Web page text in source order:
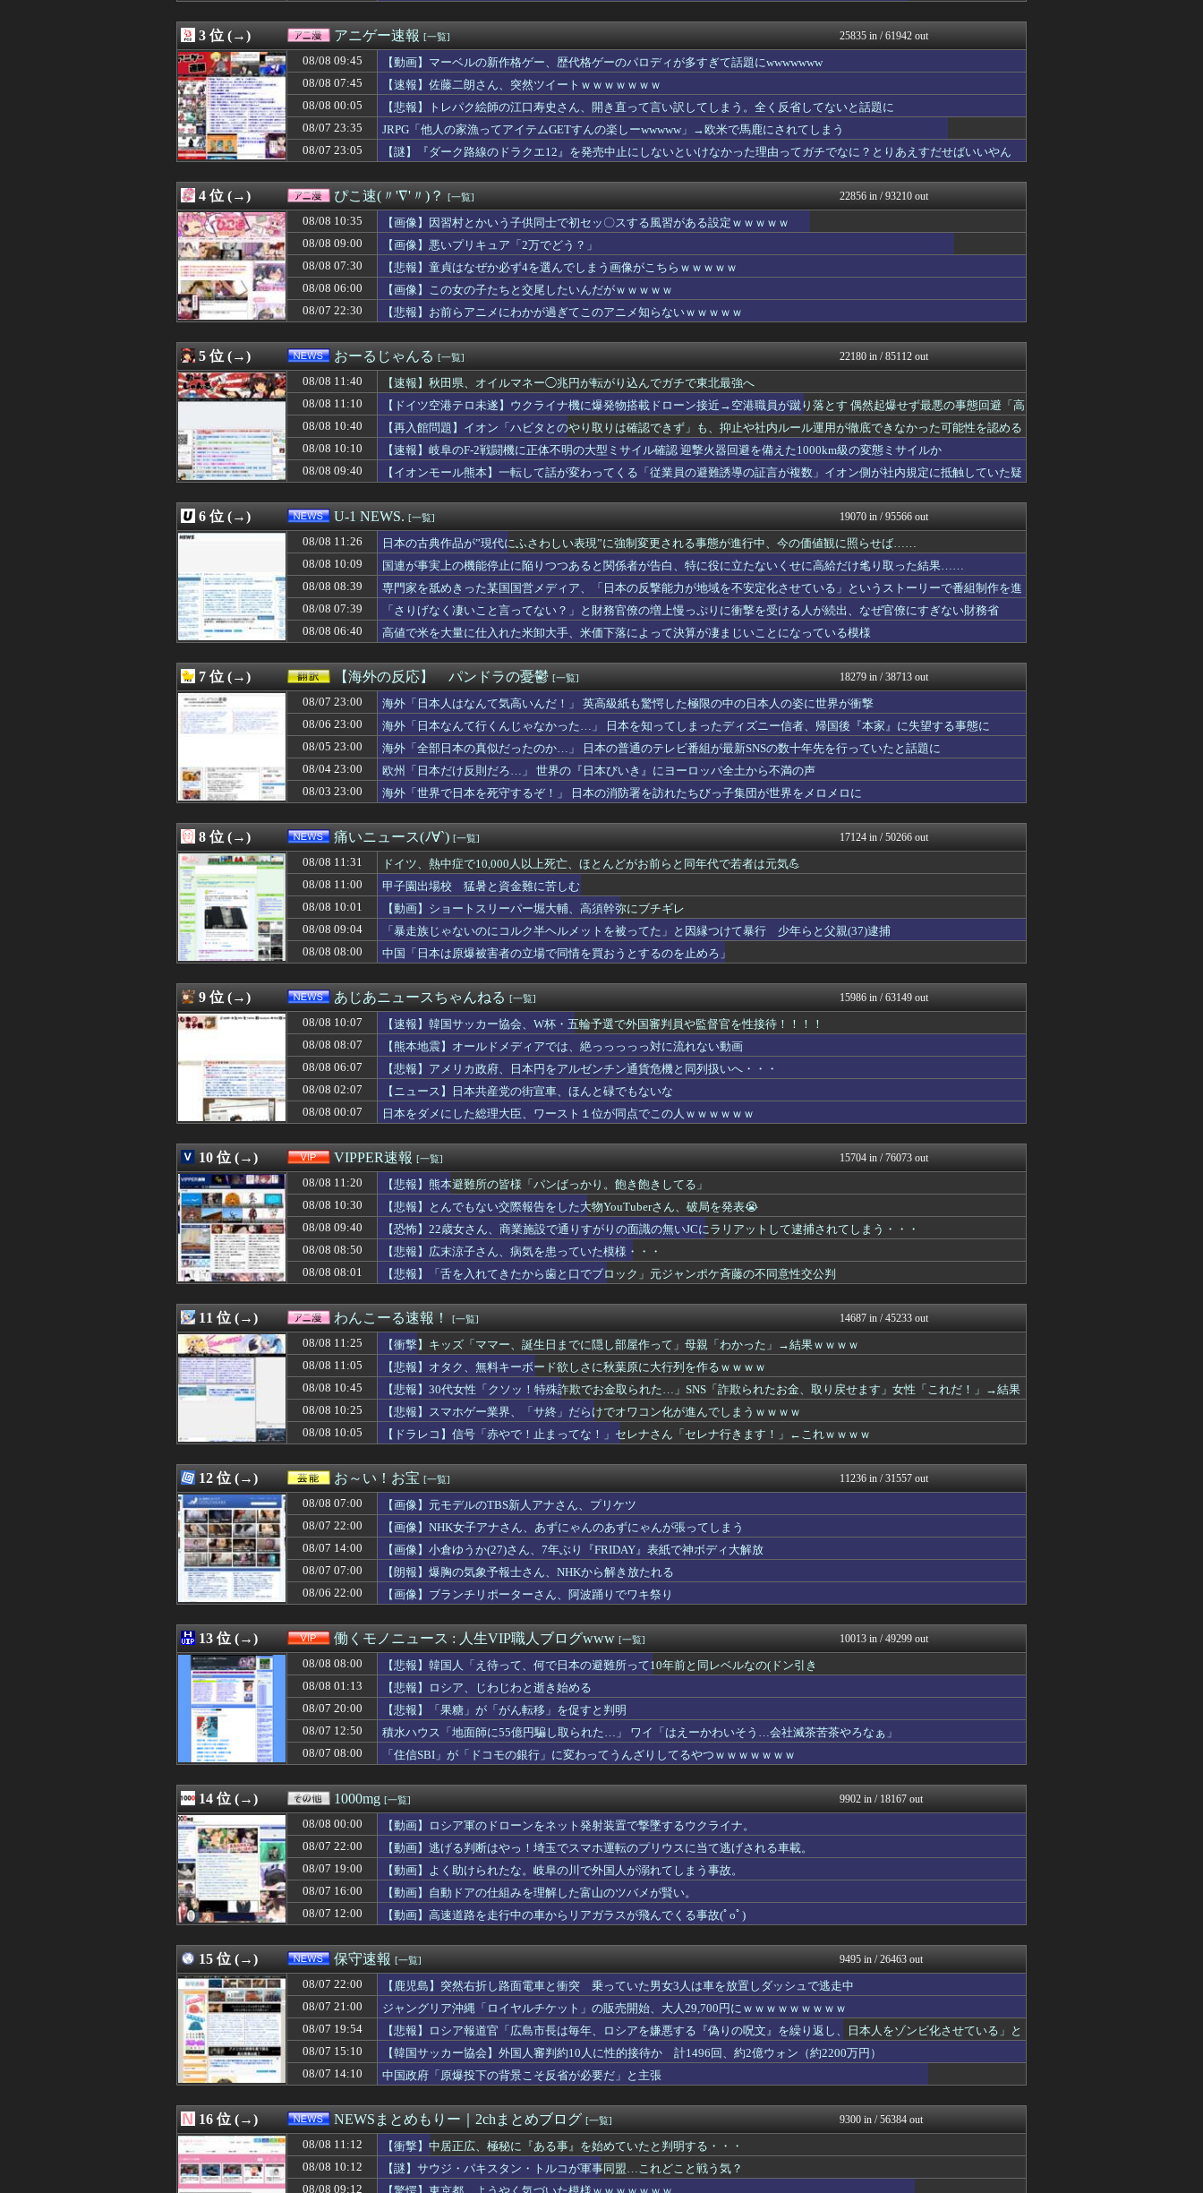
08/08 11:05
【悲報】競艇に8億6000万円つぎ込んだ税務署職員、3億3400万円しか回収で...
資格ちゃんねる
08/08 11:05
モニター24と27で迷ってるんだが…
げぇ速
08/08 11:05
【悲報】妹さん、兄との旅行でダブルベッドを予約してしまう⇒ｗｗｗｗｗｗ
08/08 11:05
【悲報】オタク、無料キーボード欲しさに秋葉原に大行列を作るｗｗｗｗ
わんこーる速報！
08/08 11:05
【動画】歌舞伎町女子さん、ラブホに行きたすぎてご乱心ｗｗｗｗｗｗ
08/08 11:05
マリオカートワールドはどうすればよかったのか
カンダタ速報
08/08 11:04
Xの現在の収益分配、一旦9月7日で終了へ
かせまと！
08/08 11:04
今期の覇権アニメは？20代「ヤニネコ」30代「BLEACH」40代「なのは」5...
おたくみくす 声優まとめ
08/08 11:02
「METAL BUILD ゴッドガンダム（明鏡止水）」が展示！だいぶオレンジ強...
GUNDAM.LOG｜ガン...
08/08 11:00
【自由研究】スカートは何度まで回っても広がらない？→270°まで可能と判明ｗｗ...
アルファルファモザイク＠ネ...
08/08 11:00
【にじさんじ】3SKM 1st LIVE「One-Off 」、直前放送＆最速...
VTuberNews
08/08 11:00
【セール】レグザの100インチも！シャープAQUOS、パナソニックビエラなどの...
08/08 11:00
「途中から急激につまらなくなった漫画」←思い浮かべた作品
日刊やきう速報
08/08 11:00
「私さんはプロだから」障害のある甥を私に預けようとする義兄嫁、甥を溺愛し勝手に...
08/08 11:00
【前編】フードコートで鉢合わせした託児ママに「食べている間でいいから」と子供を...
08/08 11:00
河出奈都美アナ ニットの巨乳、谷間チラ！！
08/08 11:00
アニメがVチューバーにんほってコラボ→アニメファンがブチギレｗｗｗｗｗｗｗｗｗ...
ゲーム実況者速報＠YouT...
08/08 11:00
岩本蓮加の腹筋www大変なことになってるって...
08/08 11:00
【ラブライブ！】【祝】逢田梨香子さん、誕生日【Aqours】
コンテンツ・声優 | ラブ...
08/08 11:00
海外「ウルっときた…」これ描いて死ね 第6話の海外反応
アニメリアクト
08/08 11:00
「オーバーロード」という絵師の力で硬派ファンタジーと誤解させ人気出たなろう作品...
08/08 11:00
「外国人受け入れ反対」大幅増 東大調査、若い世代で多く
みそパンNEWS
イケメン男性保育士にフラれたキチママ。逆恨みで娘を使って狂言した結果、保育所が...
渡る世間はキチばかり - ...
08/08 11:00
【1/2】普段は子煩悩だけどキレると周りが見えなくなる夫が怖くなってきた。これ...
修羅の華-家庭・生活まとめ
08/08 11:00
【速報】オタク、とうとう入浴を余儀なくされるｗｗｗｗｗｗｗ
妹はVIPPER
08/08 11:00
甲子園出場校 猛暑と資金難に苦しむ
痛いニュース(ﾉ∀`)
08/08 11:00
韓国人「世界が門戸を閉ざす中、K-ワクチンがアフリカを守る」と話題に
韓国ニュース反応まとめ
08/08 11:00
最近グレーのジャージズボン着てる女子だらけやん
08/08 11:00
欧州旅行者のアジア旅行先ランキング、日本はタイ、インドネシアに次いで3位ランク...
エアライン本舗
08/08 10:59
弓木奈於ちゃん、賀喜遥香ちゃんの優しさを語る！！！【乃木坂46】
坂道情報通～乃木坂46まと...
【日向坂46】坂井新奈、初の単独テレビ出演が決定！！！
日向坂46まとめもり～
08/08 10:57
村上宗隆25号ホームラン！！
MLB NEWS@まとめ
08/08 10:57
眉毛の整え方がわからない
婚外ちゃんねる
08/08 10:57
うちの親父は「ちょっとここ押して」と頭を指さし、押してもらうとブッと屁をこくと...
婚外ちゃんねる
08/08 10:57
社民党 福島みずほ党首、国旗損壊罪に危機感「お子様ランチの日の丸は折っても破っ...
もえるあじあ(･∀･)
08/08 10:57
白髪染め、面倒くさい
ガールズVIPまとめ
08/08 10:56
AmazonのアツさMax！心も踊る「マンガ毎週末セール（50%還元）」2日目...
ガジェット2ch
08/08 10:56
防水×裸足感覚の5本指シューズ「TRAILOPE WP」が新登場。雨や雪にも対...
08/08 10:56
Z世代で再注目の有線イヤホン、USB Type-C対応モデルが登場！USB-A...
ファ板速報
08/08 10:56
オーダースーツ専門店「グローバルスタイル」に20種類の新作スーツ裏地が登場！お...
ファ板速報
08/08 10:55
DeNA・勝又温史が正念場…センターで18打数1安打 .056…相川監督「冷静...
ベイスターズNEWS
韓国のCPTPP加盟への課題を関西外大教授に聞く 李大統領に「政治利用」の過去...
国難にあってもの申す！！
08/08 10:54
エアコン業者「エアコンスプレー使っても室内に風を送り込んでるファンは汚いままで...
08/08 10:54
"テレビ大好き"高齢者の｢テレビ離れ｣が始まった
まとめたニュース
08/08 10:54
【JO初主演映画ワンダンス】&TEAM ファントピpart.46【主題歌 'F...
ガールズVIPまとめ
08/08 10:50
【高校野球】甲子園 初ジャッジの女性審判・佐藤加奈さん、自ら判定覆したプレーを...
【サッカー まとめ】サカラ...
08/08 10:50
ある日、旦那のウワキ相手が凸してきてウワキと妊娠を告白してきた。落ち着いて旦那...
08/08 10:49
OPS.9とかいう高すぎる壁WWWWWWWWWWWWWWWWWW
08/08 10:47
【速報】ニコニコ動画、緩やかに衰退・・・・・・
08/08 10:47
あなたが1番好きなあんぱん教えて！
婚外ちゃんねる
08/08 10:47
気づくのが遅かったなあ…と思ったこと
08/08 10:47
トメ「今電話かけなかった？ベルが鳴ったけど出られなくて」と電話が多く、かけてな...
婚外ちゃんねる
08/08 10:46
韓国人「“韓国サッカー”性接待の試合結果をご覧ください」→「マッサージ効果は間...
海外の反応 お隣速報
08/08 10:45
【悲報】30代女性「クソッ！特殊詐欺でお金取られた…」SNS「詐欺られたお金、...
わんこーる速報！
08/08 10:44
【画像】フライドポテト作ったんだがうますぎてワロタ
はーとログ
08/08 10:43
ロケットナウで唐揚げ丼頼んだ
理想ちゃんねる
08/08 10:41
海外「熊本地震の犠牲者がたった38人なのは驚きだ！何故こんなに少ないの？」
【悲報】ゲーム配信者さん、家賃8万円の部屋で深夜配信→管理会社から厳重注意され...
中国、三峡ダムが全開放流。長江流域で深刻な洪水被害
にゅーすアルー！
08/08 10:40
インフルエンサー「20歳でアルファード一括で買えちゃう私って素敵」
08/08 10:40
生配信中に猫に乳首ポロリさせられた10代美少女のアーカイブ、500万再生越えｗ...
08/08 10:40
【再入館問題】イオン「ハビタとのやり取りは確認できず」も、抑止や社内ルール運用...
おーるじゃんる
08/08 10:40
村上(ホ)２５号ＷＷＷＷＷＷＷＷＷＷＷＷＷＷＷＷＷＷＷＷＷＷＷＷＷＷＷＷＷＷＷ...
なんじぇいスタジアム＠なん...
08/08 10:39
夫と義父が私の悪口を言ってた。訳あって夫の食事の用意を放棄しているのに、夫は無...
おうち速報
08/08 10:39
あれ？うちの親ってもしかして毒親？と思ったこと
ガールズVIPまとめ
08/08 10:39
兄嫁「友達少ないしショボい結婚式だったね」→後から陰ロを聞かされた私は、幸せな...
08/08 10:38
FC東京開幕戦でのDF長友佑都の“挨拶”、スポニチがネタバレ報道
08/08 10:38
【悲報】蓮舫さん、Xリポスト欄が高市批判の「オールスター状態」で埋め尽くされて...
政経ワロスまとめニュース♪
08/08 10:35
【画像】その太ももでJCは無理だろｗｗｗｗｗｗｗｗｗｗｗｗｗ
不思議.net - 5ch...
08/08 10:35
【画像】因習村とかいう子供同士で初セッ〇スする風習がある設定ｗｗｗｗｗ
08/08 10:35
某有名な外国系の公益法人で窓口受付をやったとき、シフト外しみたいな人をシフト表...
子育てちゃんねる
08/08 10:34
野口健氏 猛暑続きで夏の甲子園を危惧「鍛え上げられた野球球児でも、危ないのでは...
筋肉速報
08/08 10:32
おまえらが今でも覚えているキャッチコピー [422186189]
いたしん！
08/08 10:31
彼女に誕プレで貰った財布の箱を捨てたらブチギレられたんやが
気団談
08/08 10:31
【画像】現役アスリート、紐ビキニ姿でえっちな肉体ボロンwww
BIPブログ
08/08 10:31
【覇権】ホロライブドリームス、セルラン1位に返り咲くWIWIWIWIWIWIW...
08/08 10:31
【悲報】仙台育英のマネージャー、首をひねっただけでなぜかウインクしたことにさ...
なんJ PRIDE
08/08 10:31
海外「時代の流れ」少年ジャンプ発行部数が初の100万部割れ（海外の反応）
海外のお前ら 海外の反応
『ドラゴンボール』のサイヤ人のネーミングは秀逸だけど
【朗報】見せブラ、流行る。
08/08 10:30
【原神】新しい紀行武器で使えそうなのどれ？槍が一番強そうか？
原神速報 | GENSHI...
08/08 10:30
嫁の髪型が変わった。俺「髪切ったんだね」嫁「ショートのほうが人当たりもいいし」...
オーバージョイド！
08/08 10:30
【超悲報】ジャグラー打ちのおじいちゃん、オカルト行為をガッツリ晒されてしまう…
スロ板-RUSH
08/08 10:30
【悲報】とんでもない交際報告をした大物YouTuberさん、破局を発表😭
08/08 10:30
10/22発売予定 PS5版『Back to the Dawn ～ブレイク･ザ...
08/08 10:30
デカヘソ喰種でLT入ると周りからの「駆け抜けろ！」思念が凄まじいんだが
スロ板-RUSH
08/08 10:30
【MLB】化け物みたいな球を投げるクローザーを先発に転向させないのはなんで？ ...
Red4 海外の反応まとめ
08/08 10:29
飲み屋でケンカした相手をコロした男の弁護をした。そして数年後、因果応報を思わせ...
08/08 10:29
『シュタインズ・ゲート リブート』鳳凰院凶真が存在しないγ（ガンマ）世界線が追...
08/08 10:29
【食料自給率】過去最低37% 25年度、コメ消費減響く
日本第一！ニュース録
08/08 10:26
中国海警局と中国海軍の船が衝突で2人死亡、事故から約1年を経て公表…南シナ海で...
軍事・ミリタリー速報☆彡
08/08 10:25
【悲報】スマホゲー業界、「サ終」だらけでオワコン化が進んでしまうｗｗｗｗ
わんこーる速報！
08/08 10:25
派遣のオッサンが「雰囲気」を「ふいんき」って読んだから蹴り飛ばしたわ...仕事...
08/08 10:25
【悲報】sexした後本領発揮してくる女ｗｗｗｗｗｗｗｗｗｗwwww
08/08 10:25
家庭用ゲーム機ビジネスって完全に破綻したよな
ゲーム魔人
08/08 10:23
【胸熱】中居正広、熊本に人知れず支援か 10年前の震災では3度現地入り「誰にも...
哲学ニュースnwk
08/08 10:22
僕42歳、彼女いない歴=年齢。気になる人に好意を伝えたい
はーとログ
08/08 10:19
【画像】Ｘの育乳アカウントの成長観察するのが好きなやつw
08/08 10:19
6/21の西武 ソフトバンクと3.5ゲーム差で首位
なんじぇいスタジアム＠なん...
08/08 10:19
中学３年生の男子です。僕には好きな人がいる。その人、実は先生なんです。笑った顔...
男性様｜気団・生活2chま...
08/08 10:19
外国人「アジア杯で優勝するんだ」日本代表、W杯ポット1入りに現実味!?2030...
NO FOOTY NO L...
08/08 10:18
今、使っているマスカラ
婚外ちゃんねる
08/08 10:18
【青春(*´ω｀*)？】私はフィリピンのハーフで若干濃いめの顔だった。加えて天...
08/08 10:18
【衝撃】旅館「この押入れには布団は入ってません」←これｗｗｗｗｗ(※画像あり)
08/08 10:17
【悲報】コメ卸の利益、めちゃくちゃ減る
かせまと！
08/08 10:17
涌井秀章(40) 防御率2.88 3勝1敗 4QS
まとめロッテ！
08/08 10:16
大谷翔平、WBC井端監督を完全に舐めていたｗｗｗ「マジで無口w競馬の話しかし...
08/08 10:15
家が貧しかったので、大学は無理だと判断して高専に進学した。ところが女性というだ...
08/08 10:15
【悲報】韓国サッカー協会、外国人審判らへ性的接待疑惑→ロンドン五輪銅メダルはく... 【サッカー まとめ】サカラ...
3 位 (→) アニゲー速報 [一覧] 25835 in / 61942 out
08/08 09:45
【動画】マーベルの新作格ゲー、歴代格ゲーのパロディが多すぎて話題にwwwwwww
08/08 07:45
【速報】佐藤二朗さん、突然ツイートｗｗｗｗｗｗｗ
08/08 00:05
【悲報】トレパク絵師の江口寿史さん、開き直って言い訳してしまう。全く反省してないと話題に
08/07 23:35
JRPG「他人の家漁ってアイテムGETすんの楽しーwwwww」→欧米で馬鹿にされてしまう
08/07 23:05
【謎】『ダーク路線のドラクエ12』を発売中止にしないといけなかった理由ってガチでなに？とりあえすだせばいいやん
4 位 (→) ぴこ速(〃'∇'〃)？ [一覧] 22856 in / 93210 out
08/08 10:35
【画像】因習村とかいう子供同士で初セッ〇スする風習がある設定ｗｗｗｗｗ
08/08 09:00
【画像】悪いプリキュア「2万でどう？」
08/08 07:30
【悲報】童貞はなぜか必ず4を選んでしまう画像がこちらｗｗｗｗｗ
08/08 06:00
【画像】この女の子たちと交尾したいんだがｗｗｗｗｗ
08/07 22:30
【悲報】お前らアニメにわかが過ぎてこのアニメ知らないｗｗｗｗｗ
5 位 (→) おーるじゃんる [一覧] 22180 in / 85112 out
08/08 11:40
【速報】秋田県、オイルマネー◯兆円が転がり込んでガチで東北最強へ
08/08 11:10
【ドイツ空港テロ未遂】ウクライナ機に爆発物搭載ドローン接近→空港職員が蹴り落とす 偶然起爆せず最悪の事態回避「高
性能C4搭載していた」
08/08 10:40
【再入館問題】イオン「ハビタとのやり取りは確認できず」も、抑止や社内ルール運用が徹底できなかった可能性を認める
08/08 10:10
【速報】岐阜のF-2戦闘機に正体不明の大型ミサイル確認 迎撃火器回避を備えた1000km級の変態ミサイルか
08/08 09:40
【イオンモール熊本】一転して話が変わってくる「従業員の避難誘導の証言が複数」イオン側が社内規定に抵触していた疑
6 位 (→) U-1 NEWS. [一覧] 19070 in / 95566 out
08/08 11:26
日本の古典作品が”現代にふさわしい表現”に強制変更される事態が進行中、今の価値観に照らせば……
08/08 10:09
国連が事実上の機能停止に陥りつつあると関係者が告白、特に役に立たないくせに高給だけ毟り取った結果……
08/08 08:39
専門家を舐めきった某国国営メディア、「日本の反撃能力が地域を不安定化させている」というストーリーで番組制作を進
めようとするも……
08/08 07:39
「さりげなく凄いこと言ってない？」と財務官僚の増上慢っぷりに衝撃を受ける人が続出、なぜ官僚にすぎない財務省
が……
08/08 06:40 高値で米を大量に仕入れた米卸大手、米価下落によって決算が凄まじいことになっている模様
7 位 (→) 【海外の反応】 パンドラの憂鬱 [一覧] 18279 in / 38713 out
08/07 23:00
海外「日本人はなんて気高いんだ！」 英高級紙も驚愕した極限の中の日本人の姿に世界が衝撃
08/06 23:00
海外「日本なんて行くんじゃなかった…」 日本を知ってしまったディズニー信者、帰国後『本家』に失望する事態に
08/05 23:00
海外「全部日本の真似だったのか…」 日本の普通のテレビ番組が最新SNSの数十年先を行っていたと話題に
08/04 23:00
欧州「日本だけ反則だろ…」 世界の『日本びいき』にヨーロッパ全土から不満の声
08/03 23:00
海外「世界で日本を死守するぞ！」 日本の消防署を訪れたちびっ子集団が世界をメロメロに
8 位 (→) 痛いニュース(ﾉ∀`) [一覧] 17124 in / 50266 out
08/08 11:31
ドイツ、熱中症で10,000人以上死亡、ほとんどがお前らと同年代で若者は元気💪
08/08 11:00
甲子園出場校 猛暑と資金難に苦しむ
08/08 10:01
【動画】ショートスリーパー堀大輔、高須幹弥にブチギレ
08/08 09:04
「暴走族じゃないのにコルク半ヘルメットを被ってた」と因縁つけて暴行 少年らと父親(37)逮捕
08/08 08:00
中国「日本は原爆被害者の立場で同情を買おうとするのを止めろ」
9 位 (→) あじあニュースちゃんねる [一覧] 15986 in / 63149 out
08/08 10:07
【速報】韓国サッカー協会、W杯・五輪予選で外国審判員や監督官を性接待！！！！
08/08 08:07
【熊本地震】オールドメディアでは、絶っっっっっ対に流れない動画
08/08 06:07
【悲報】アメリカ政府、日本円をアルゼンチン通貨危機と同列扱いへ・・・
08/08 02:07
【ニュース】日本共産党の街宣車、ほんと碌でもないな
08/08 00:07
日本をダメにした総理大臣、ワースト１位が同点でこの人ｗｗｗｗｗｗ
10 位 (→) VIPPER速報 [一覧] 15704 in / 76073 out
08/08 11:20
【悲報】熊本避難所の皆様「パンばっかり。飽き飽きしてる」
08/08 10:30
【悲報】とんでもない交際報告をした大物YouTuberさん、破局を発表😭
08/08 09:40
【恐怖】22歳女さん、商業施設で通りすがりの面識の無いJCにラリアットして逮捕されてしまう・・・
08/08 08:50
【悲報】広末涼子さん、病気を患っていた模様・・・
08/08 08:01
【悲報】「舌を入れてきたから歯と口でブロック」元ジャンポケ斉藤の不同意性交公判
11 位 (→) わんこーる速報！ [一覧] 14687 in / 45233 out
08/08 11:25
【衝撃】キッズ「ママー、誕生日までに隠し部屋作って」母親「わかった」→結果ｗｗｗｗ
08/08 11:05
【悲報】オタク、無料キーボード欲しさに秋葉原に大行列を作るｗｗｗｗ
08/08 10:45
【悲報】30代女性「クソッ！特殊詐欺でお金取られた…」SNS「詐欺られたお金、取り戻せます」女性「これだ！」→結果
ｗｗｗｗ
08/08 10:25
【悲報】スマホゲー業界、「サ終」だらけでオワコン化が進んでしまうｗｗｗｗ
08/08 10:05
【ドラレコ】信号「赤やで！止まってな！」セレナさん「セレナ行きます！」←これｗｗｗｗ
12 位 (→) お～い！お宝 [一覧] 11236 in / 31557 out
08/08 07:00
【画像】元モデルのTBS新人アナさん、プリケツ
08/07 22:00
【画像】NHK女子アナさん、あずにゃんのあずにゃんが張ってしまう
08/07 14:00
【画像】小倉ゆうか(27)さん、7年ぶり『FRIDAY』表紙で神ボディ大解放
08/07 07:00
【朗報】爆胸の気象予報士さん、NHKから解き放たれる
08/06 22:00
【画像】ブランチリポーターさん、阿波踊りでワキ祭り
13 位 (→) 働くモノニュース : 人生VIP職人ブログwww [一覧] 10013 in / 49299 out
08/08 08:00
【悲報】韓国人「え待って、何で日本の避難所って10年前と同レベルなの(ドン引き
08/08 01:13
【悲報】ロシア、じわじわと逝き始める
08/07 20:00
【悲報】「果糖」が「がん転移」を促すと判明
08/07 12:50
積水ハウス「地面師に55億円騙し取られた…」 ワイ「はえーかわいそう…会社滅茶苦茶やろなぁ」
08/07 08:00
「住信SBI」が「ドコモの銀行」に変わってうんざりしてるやつｗｗｗｗｗｗｗ
14 位 (→) 1000mg [一覧] 9902 in / 18167 out
08/08 00:00
【動画】ロシア軍のドローンをネット発射装置で撃墜するウクライナ。
08/07 22:00
【動画】逃げる判断はやっ！埼玉でスマホ運転のプリウスに当て逃げされる車載。
08/07 19:00
【動画】よく助けられたな。岐阜の川で外国人が溺れてしまう事故。
08/07 16:00
【動画】自動ドアの仕組みを理解した富山のツバメが賢い。
08/07 12:00
【動画】高速道路を走行中の車からリアガラスが飛んでくる事故(ﾟoﾟ)
15 位 (→) 保守速報 [一覧] 9495 in / 26463 out
08/07 22:00
【鹿児島】突然右折し路面電車と衝突 乗っていた男女3人は車を放置しダッシュで逃走中
08/07 21:00
ジャングリア沖縄「ロイヤルチケット」の販売開始、大人29,700円にｗｗｗｗｗｗｗｗｗ
08/07 19:54
【悲報】ロシア報道官「広島市長は毎年、ロシアを嫌悪する『偽りの呪文』を繰り返し、日本人をゾンビ化させている」と
主張
08/07 15:10
【韓国サッカー協会】外国人審判約10人に性的接待か 計1496回、約2億ウォン（約2200万円）
08/07 14:10
中国政府「原爆投下の背景こそ反省が必要だ」と主張
16 位 (→) NEWSまとめもりー｜2chまとめブログ [一覧] 9300 in / 56384 out
08/08 11:12
【衝撃】中居正広、極秘に『ある事』を始めていたと判明する・・・
08/08 10:12
【謎】サウジ・パキスタン・トルコが軍事同盟…これどこと戦う気？
08/08 09:12